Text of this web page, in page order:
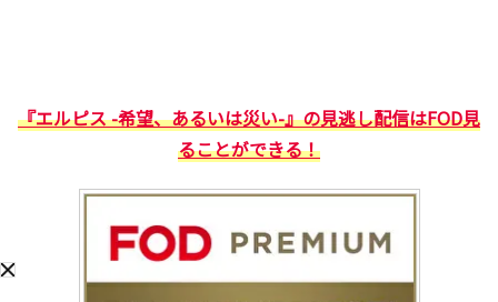
『エルピス -希望、あるいは災い-』の見逃し配信はFOD見
ることができる！